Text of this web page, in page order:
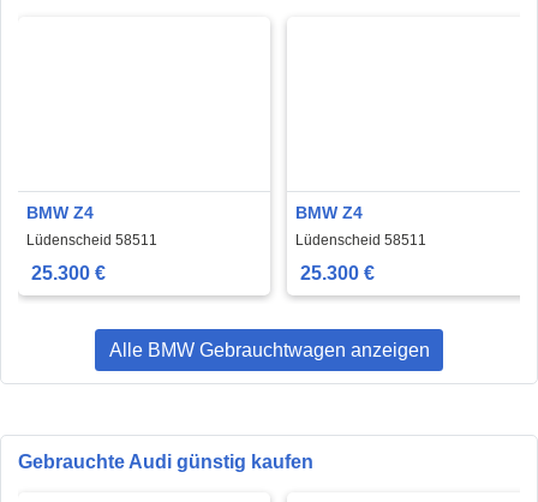
BMW Z4
Lüdenscheid 58511
25.300 €
BMW Z4
Lüdenscheid 58511
25.300 €
Alle BMW Gebrauchtwagen anzeigen
Gebrauchte Audi günstig kaufen